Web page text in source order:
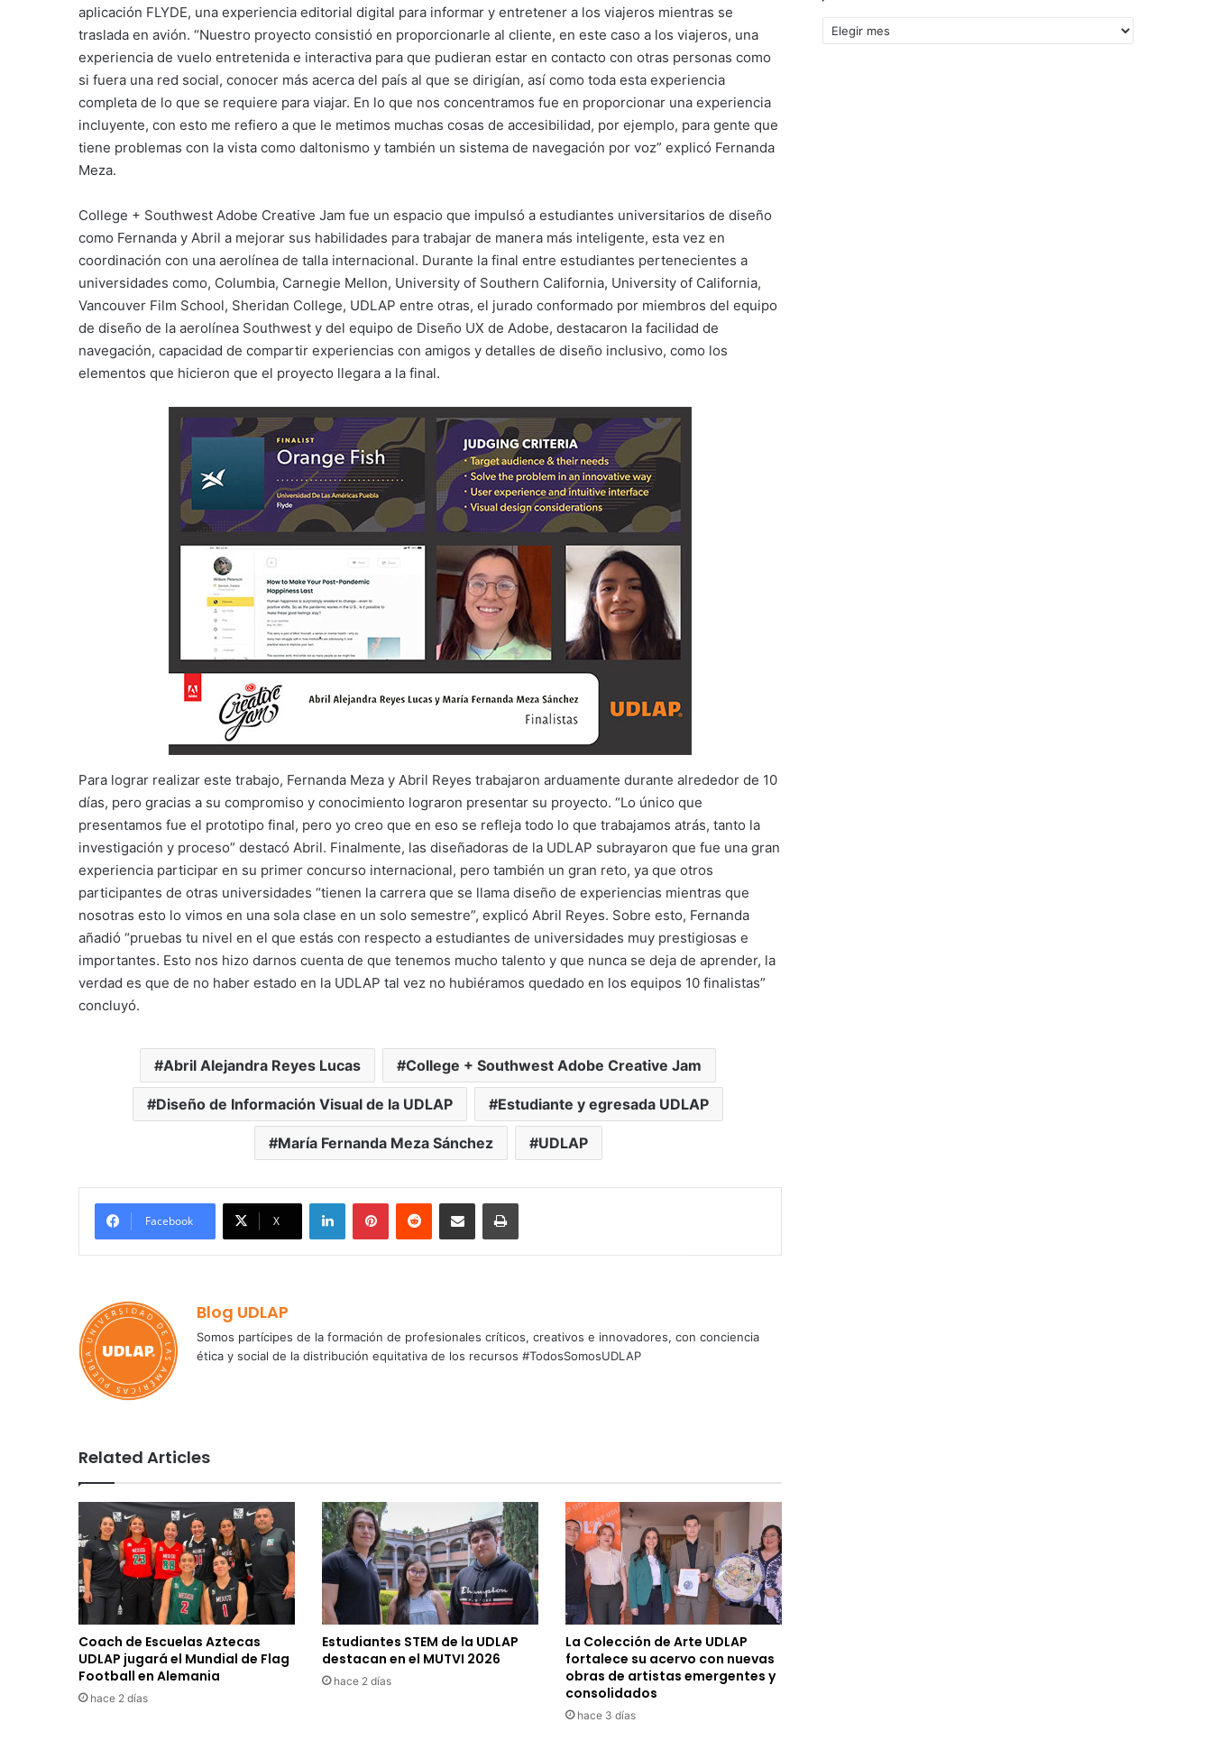
aplicación FLYDE, una experiencia editorial digital para informar y entretener a los viajeros mientras se
traslada en avión. “Nuestro proyecto consistió en proporcionarle al cliente, en este caso a los viajeros, una
experiencia de vuelo entretenida e interactiva para que pudieran estar en contacto con otras personas como
si fuera una red social, conocer más acerca del país al que se dirigían, así como toda esta experiencia
completa de lo que se requiere para viajar. En lo que nos concentramos fue en proporcionar una experiencia
incluyente, con esto me refiero a que le metimos muchas cosas de accesibilidad, por ejemplo, para gente que
tiene problemas con la vista como daltonismo y también un sistema de navegación por voz” explicó Fernanda
Meza.
College + Southwest Adobe Creative Jam fue un espacio que impulsó a estudiantes universitarios de diseño
como Fernanda y Abril a mejorar sus habilidades para trabajar de manera más inteligente, esta vez en
coordinación con una aerolínea de talla internacional. Durante la final entre estudiantes pertenecientes a
universidades como, Columbia, Carnegie Mellon, University of Southern California, University of California,
Vancouver Film School, Sheridan College, UDLAP entre otras, el jurado conformado por miembros del equipo
de diseño de la aerolínea Southwest y del equipo de Diseño UX de Adobe, destacaron la facilidad de
navegación, capacidad de compartir experiencias con amigos y detalles de diseño inclusivo, como los
elementos que hicieron que el proyecto llegara a la final.
Para lograr realizar este trabajo, Fernanda Meza y Abril Reyes trabajaron arduamente durante alrededor de 10
días, pero gracias a su compromiso y conocimiento lograron presentar su proyecto. “Lo único que
presentamos fue el prototipo final, pero yo creo que en eso se refleja todo lo que trabajamos atrás, tanto la
investigación y proceso” destacó Abril. Finalmente, las diseñadoras de la UDLAP subrayaron que fue una gran
experiencia participar en su primer concurso internacional, pero también un gran reto, ya que otros
participantes de otras universidades “tienen la carrera que se llama diseño de experiencias mientras que
nosotras esto lo vimos en una sola clase en un solo semestre”, explicó Abril Reyes. Sobre esto, Fernanda
añadió “pruebas tu nivel en el que estás con respecto a estudiantes de universidades muy prestigiosas e
importantes. Esto nos hizo darnos cuenta de que tenemos mucho talento y que nunca se deja de aprender, la
verdad es que de no haber estado en la UDLAP tal vez no hubiéramos quedado en los equipos 10 finalistas”
concluyó.
Abril Alejandra Reyes Lucas College + Southwest Adobe Creative Jam
Diseño de Información Visual de la UDLAP Estudiante y egresada UDLAP
María Fernanda Meza Sánchez UDLAP
Facebook X
LinkedInPinterestReddit Share via Email Print
Blog UDLAP
Somos partícipes de la formación de profesionales críticos, creativos e innovadores, con conciencia
ética y social de la distribución equitativa de los recursos #TodosSomosUDLAP
Related Articles
Coach de Escuelas Aztecas
UDLAP jugará el Mundial de Flag
Football en Alemania
hace 2 días
Estudiantes STEM de la UDLAP
destacan en el MUTVI 2026
hace 2 días
La Colección de Arte UDLAP
fortalece su acervo con nuevas
obras de artistas emergentes y
consolidados
hace 3 días
Archivos